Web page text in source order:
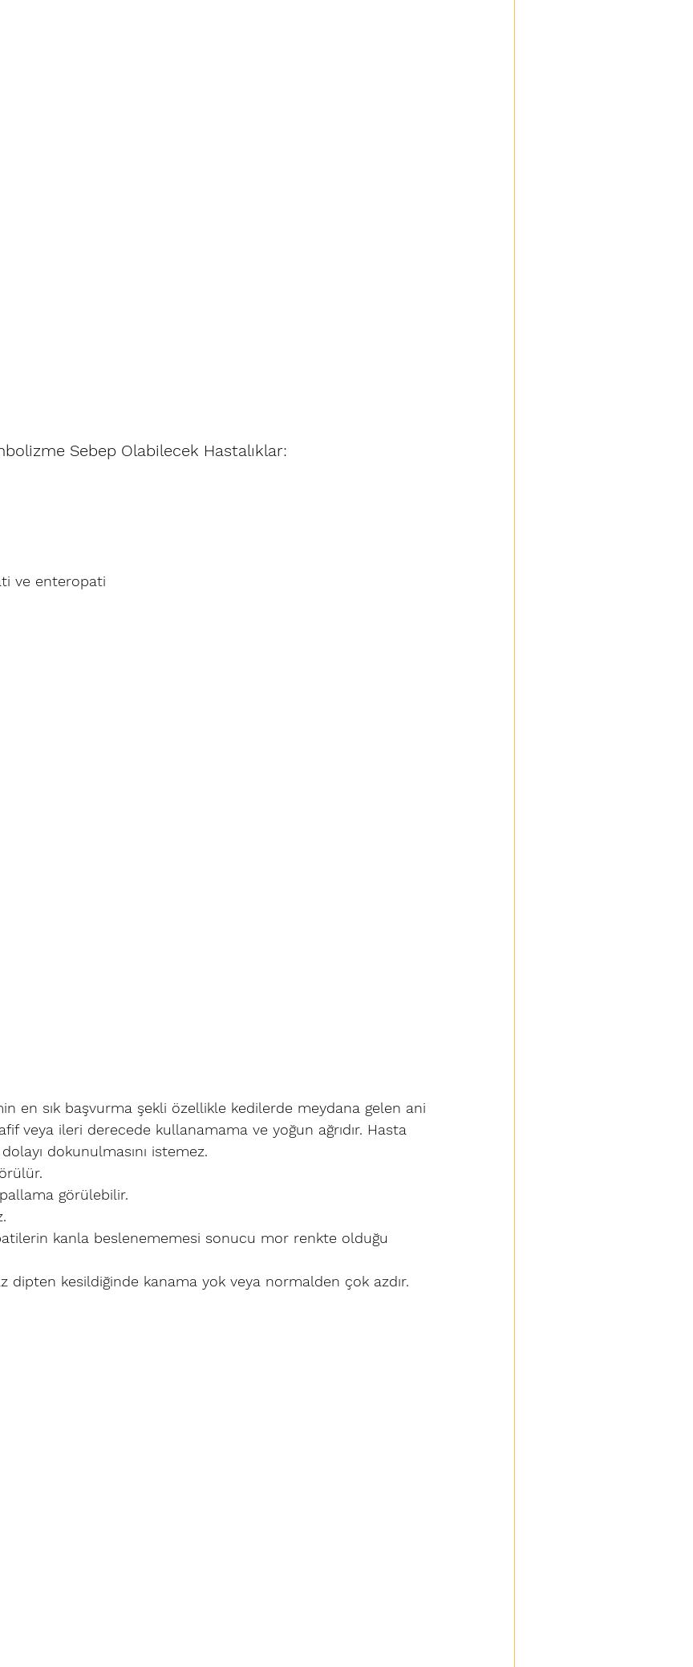
Sebep Olabilecek Hastalıklar:
ve enteropati
en sık başvurma şekli özellikle kedilerde meydana gelen ani
veya ileri derecede kullanamama ve yoğun ağrıdır. Hasta
dokunulmasını istemez.
görülebilir.
kanla beslenememesi sonucu mor renkte olduğu
dipten kesildiğinde kanama yok veya normalden çok azdır.